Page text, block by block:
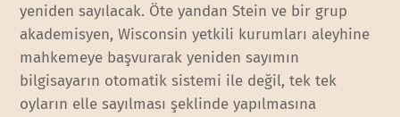
yeniden sayılacak. Öte yandan Stein ve bir grup
akademisyen, Wisconsin yetkili kurumları aleyhine
mahkemeye başvurarak yeniden sayımın
bilgisayarın otomatik sistemi ile değil, tek tek
oyların elle sayılması şeklinde yapılmasına